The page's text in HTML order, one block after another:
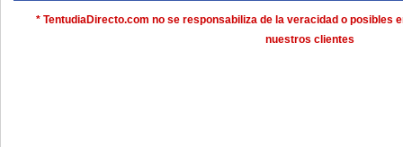
* TentudiaDirecto.com no se responsabiliza de la veracidad o posibles
nuestros clientes